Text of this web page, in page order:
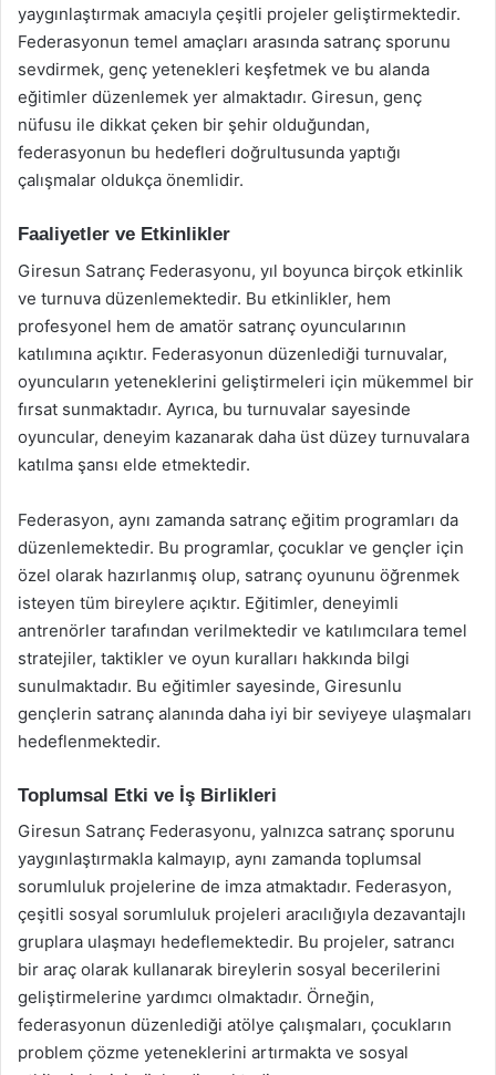
yaygınlaştırmak amacıyla çeşitli projeler geliştirmektedir.
Federasyonun temel amaçları arasında satranç sporunu
sevdirmek, genç yetenekleri keşfetmek ve bu alanda
eğitimler düzenlemek yer almaktadır. Giresun, genç
nüfusu ile dikkat çeken bir şehir olduğundan,
federasyonun bu hedefleri doğrultusunda yaptığı
çalışmalar oldukça önemlidir.
Faaliyetler ve Etkinlikler
Giresun Satranç Federasyonu, yıl boyunca birçok etkinlik
ve turnuva düzenlemektedir. Bu etkinlikler, hem
profesyonel hem de amatör satranç oyuncularının
katılımına açıktır. Federasyonun düzenlediği turnuvalar,
oyuncuların yeteneklerini geliştirmeleri için mükemmel bir
fırsat sunmaktadır. Ayrıca, bu turnuvalar sayesinde
oyuncular, deneyim kazanarak daha üst düzey turnuvalara
katılma şansı elde etmektedir.
Federasyon, aynı zamanda satranç eğitim programları da
düzenlemektedir. Bu programlar, çocuklar ve gençler için
özel olarak hazırlanmış olup, satranç oyununu öğrenmek
isteyen tüm bireylere açıktır. Eğitimler, deneyimli
antrenörler tarafından verilmektedir ve katılımcılara temel
stratejiler, taktikler ve oyun kuralları hakkında bilgi
sunulmaktadır. Bu eğitimler sayesinde, Giresunlu
gençlerin satranç alanında daha iyi bir seviyeye ulaşmaları
hedeflenmektedir.
Toplumsal Etki ve İş Birlikleri
Giresun Satranç Federasyonu, yalnızca satranç sporunu
yaygınlaştırmakla kalmayıp, aynı zamanda toplumsal
sorumluluk projelerine de imza atmaktadır. Federasyon,
çeşitli sosyal sorumluluk projeleri aracılığıyla dezavantajlı
gruplara ulaşmayı hedeflemektedir. Bu projeler, satrancı
bir araç olarak kullanarak bireylerin sosyal becerilerini
geliştirmelerine yardımcı olmaktadır. Örneğin,
federasyonun düzenlediği atölye çalışmaları, çocukların
problem çözme yeteneklerini artırmakta ve sosyal